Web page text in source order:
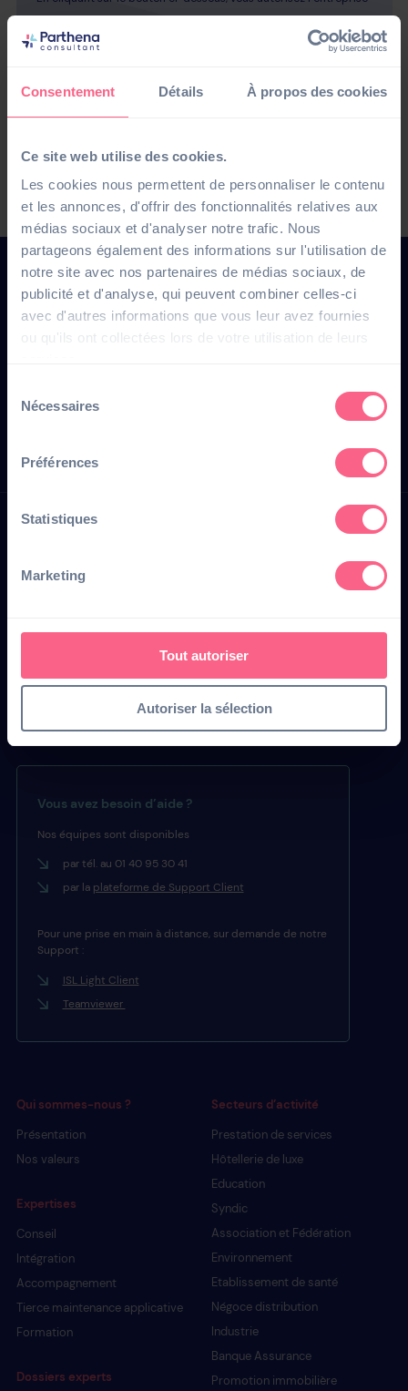
Consentement Détails À propos des cookies
Ce site web utilise des cookies.
Les cookies nous permettent de personnaliser le contenu
et les annonces, d'offrir des fonctionnalités relatives aux
médias sociaux et d'analyser notre trafic. Nous
partageons également des informations sur l'utilisation de
notre site avec nos partenaires de médias sociaux, de
publicité et d'analyse, qui peuvent combiner celles-ci
avec d'autres informations que vous leur avez fournies
ou qu'ils ont collectées lors de votre utilisation de leurs
Nécessaires
Préférences
Statistiques
Marketing
Tout autoriser
Autoriser la sélection
92100 Boulogne-Billancourt
Tél. 01 40 95 30 41
Vous avez besoin d’aide ?
Nos équipes sont disponibles
par tél. au 01 40 95 30 41
par la plateforme de Support Client
Pour une prise en main à distance, sur demande de notre
Support :
ISL Light Client
Teamviewer
Qui sommes-nous ?
Présentation
Nos valeurs
Expertises
Conseil
Intégration
Accompagnement
Tierce maintenance applicative
Formation
Dossiers experts
Secteurs d’activité
Prestation de services
Hôtellerie de luxe
Education
Syndic
Association et Fédération
Environnement
Etablissement de santé
Négoce distribution
Industrie
Banque Assurance
Promotion immobilière